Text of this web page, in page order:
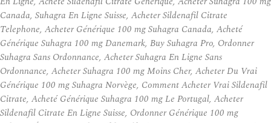
Canada, Suhagra En Ligne Suisse, Acheter Sildenafil Citrate
Telephone, Acheter Générique 100 mg Suhagra Canada, Acheté
Générique Suhagra 100 mg Danemark, Buy Suhagra Pro, Ordonner
Suhagra Sans Ordonnance, Acheter Suhagra En Ligne Sans
Ordonnance, Acheter Suhagra 100 mg Moins Cher, Acheter Du Vrai
Générique 100 mg Suhagra Norvège, Comment Acheter Vrai Sildenafil
Citrate, Acheté Générique Suhagra 100 mg Le Portugal, Acheter
Sildenafil Citrate En Ligne Suisse, Ordonner Générique 100 mg